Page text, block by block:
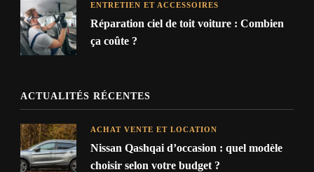
ENTRETIEN ET ACCESSOIRES
Réparation ciel de toit voiture : Combien
ça coûte ?
ACTUALITÉS RÉCENTES
ACHAT VENTE ET LOCATION
Nissan Qashqai d’occasion : quel modèle
choisir selon votre budget ?